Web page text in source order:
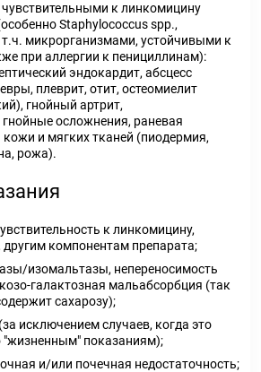
к линкомицину
Staphylococcus spp.,
микрорганизмами, устойчивыми к
при аллергии к пенициллинам):
эндокардит, абсцесс
плеврит, отит, остеомиелит
гнойный артрит,
осложнения, раневая
и мягких тканей (пиодермия,
рожа).
к линкомицину,
другим компонентам препарата;
изомальтазы, непереносимость
галактозная мальабсорбция (так
сахарозу);
исключением случаев, когда это
"жизненным" показаниям);
и/или почечная недостаточность;